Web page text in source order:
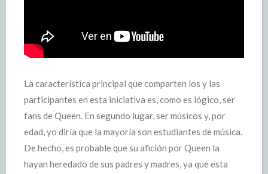
La característica principal que comparten los y las
participantes en esta iniciativa es, como es lógico, ser
fans de Queen. En segundo lugar, ser músicos y, por
edad, yo diría que la mayoría son estudiantes de música.
De hecho, es probable que su afición por Queen la
hayan heredado de sus padres y madres, ya que esta